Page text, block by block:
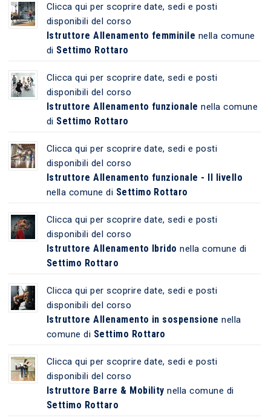
Clicca qui per scoprire date, sedi e posti
disponibili del corso
Istruttore Allenamento femminile nella comune
di Settimo Rottaro
Clicca qui per scoprire date, sedi e posti
disponibili del corso
Istruttore Allenamento funzionale nella comune
di Settimo Rottaro
Clicca qui per scoprire date, sedi e posti
disponibili del corso
Istruttore Allenamento funzionale - II livello
nella comune di Settimo Rottaro
Clicca qui per scoprire date, sedi e posti
disponibili del corso
Istruttore Allenamento Ibrido nella comune di
Settimo Rottaro
Clicca qui per scoprire date, sedi e posti
disponibili del corso
Istruttore Allenamento in sospensione nella
comune di Settimo Rottaro
Clicca qui per scoprire date, sedi e posti
disponibili del corso
Istruttore Barre & Mobility nella comune di
Settimo Rottaro